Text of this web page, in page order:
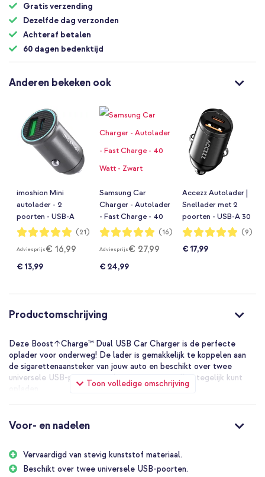
Gratis verzending
Dezelfde dag verzonden
Achteraf betalen
60 dagen bedenktijd
Anderen bekeken ook
imoshion Mini
autolader - 2
poorten - USB-A
Quick Charge -
Delivery - 60 Watt -
Zwart
Waardering:
98%
(21)
Adviesprijs€ 16,99
€ 13,99
Samsung Car
Charger - Autolader
- Fast Charge - 40
Watt - Zwart
Waardering:
100%
(16)
Adviesprijs€ 27,99
€ 24,99
Accezz Autolader |
Snellader met 2
poorten - USB-A 30
watt + USB-C 65
Waardering:
98%
(9)
€ 17,99
Productomschrijving
Toon volledige omschrijving
Deze Boost↑Charge™ Dual USB Car Charger is de perfecte
oplader voor onderweg! De lader is gemakkelijk te koppelen aan
de sigarettenaansteker van jouw auto en beschikt over twee
universele USB-poorten, zodat je twee toestellen tegelijk kunt
Voor- en nadelen
Vervaardigd van stevig kunststof materiaal.
Beschikt over twee universele USB-poorten.